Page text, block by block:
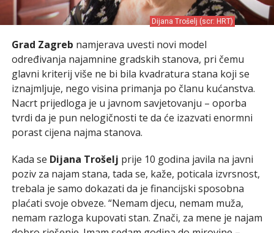
Dijana Trošelj (scr: HRT)
Grad Zagreb namjerava uvesti novi model
određivanja najamnine gradskih stanova, pri čemu
glavni kriterij više ne bi bila kvadratura stana koji se
iznajmljuje, nego visina primanja po članu kućanstva.
Nacrt prijedloga je u javnom savjetovanju – oporba
tvrdi da je pun nelogičnosti te da će izazvati enormni
porast cijena najma stanova.
Kada se Dijana Trošelj prije 10 godina javila na javni
poziv za najam stana, tada se, kaže, poticala izvrsnost,
trebala je samo dokazati da je financijski sposobna
plaćati svoje obveze. “Nemam djecu, nemam muža,
nemam razloga kupovati stan. Znači, za mene je najam